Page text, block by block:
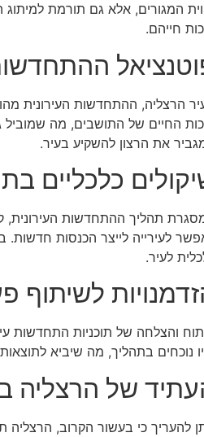
המגורים, אלא גם תורמת
חייהם.
הרצליה, ההתחדשות העירונית
החיים של התושבים, מה
את הרצון להשקיע בעיר.
כלכליים
תהליך ההתחדשות העירונית,
לעירייה לייצר הכנסות חדשות.
לעיר.
לשיתוף
והצלחה של תוכניות התחדשות
נוכחים בתהליך, מה שיביא
של הרצליה
להעריך כי בעשור הקרוב, הרצליה